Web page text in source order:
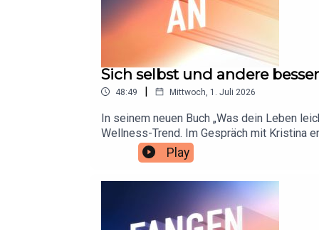
Sich selbst und andere
48:49 | Mittwoch, 1. Juli 2026
In seinem neuen Buch „Was dein Leben
Wellness-Trend. Im Gespräch mit Kristina
verstehen.Warum streiten wir immer
Probleme so groß an, obwohl es uns
Empathie anderen gegenüber – und um
Perspektiven, das Lust macht, genauer
podcast@penguinrandomhouse.de. ***
Play